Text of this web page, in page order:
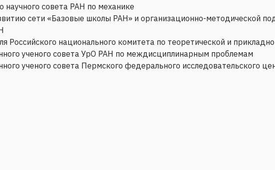
совета РАН по механике
сети «Базовые школы РАН» и организационно-методической
Российского национального комитета по теоретической и
ученого совета УрО РАН по междисциплинарным проблемам
ученого совета Пермского федерального исследовательского